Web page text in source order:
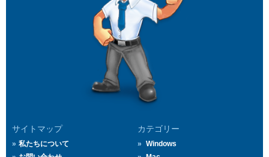
サイトマップ
私たちについて
カテゴリー
Windows